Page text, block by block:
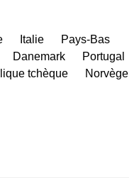
Italie
Pays-Bas
Danemark
Portugal
tchèque
Norvège